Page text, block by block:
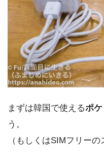
まずは韓国で使えるポ
う。
（もしくはSIMフリーの